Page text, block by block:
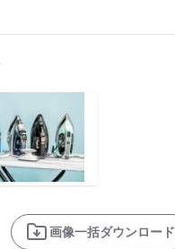
画像一括ダウンロード